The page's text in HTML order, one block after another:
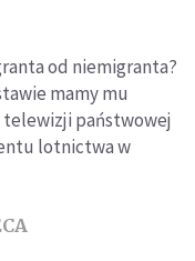
od niemigranta?
mamy mu
telewizji państwowej
lotnictwa w